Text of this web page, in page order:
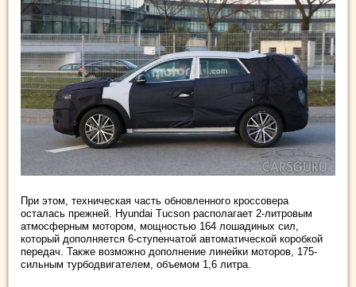
При этом, техническая часть обновленного кроссовера
осталась прежней. Hyundai Tucson располагает 2-литровым
атмосферным мотором, мощностью 164 лошадиных сил,
который дополняется 6-ступенчатой автоматической коробкой
передач. Также возможно дополнение линейки моторов, 175-
сильным турбодвигателем, объемом 1,6 литра.